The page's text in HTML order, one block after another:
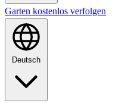
Garten kostenlos verfolgen
Deutsch